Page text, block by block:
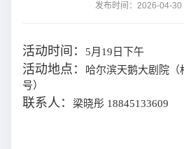
发布时间：2026-04-30
活动时间： 5月19日下午
活动地点： 哈尔滨天鹅大剧院（
号）
联系人： 梁晓彤 18845133609